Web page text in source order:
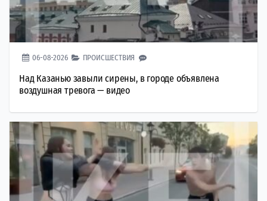
06-08-2026 ПРОИСШЕСТВИЯ
Над Казанью завыли сирены, в городе объявлена
воздушная тревога — видео